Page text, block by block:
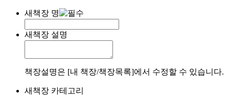
새책장 명
새책장 설명
책장설명은 [내 책장/책장목록]에서 수정할 수 있습니다.
새책장 카테고리